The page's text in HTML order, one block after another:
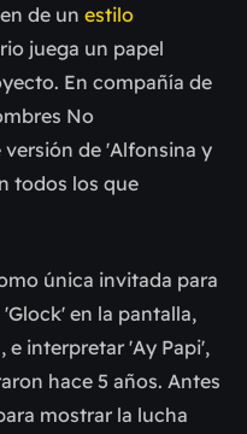
de un estilo
juega un papel
En compañía de
No
versión de 'Alfonsina y
todos los que
única invitada para
en la pantalla,
e interpretar 'Ay Papi',
hace 5 años. Antes
mostrar la lucha